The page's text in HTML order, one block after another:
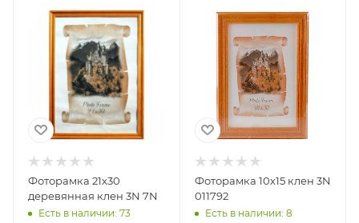
Фоторамка 21х30
деревянная клен 3N 7N
Есть в наличии: 73
Фоторамка 10х15 клен 3N
011792
Есть в наличии: 8